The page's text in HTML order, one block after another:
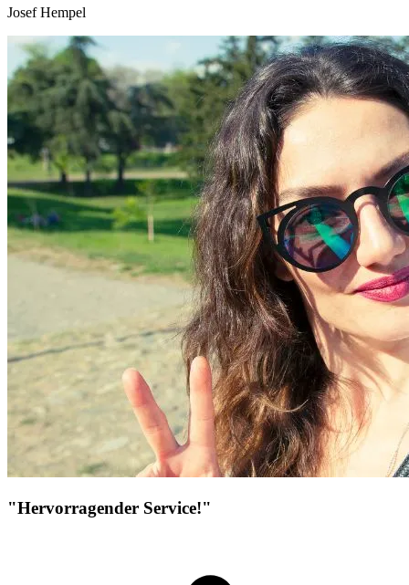
Josef Hempel
"Hervorragender Service!"